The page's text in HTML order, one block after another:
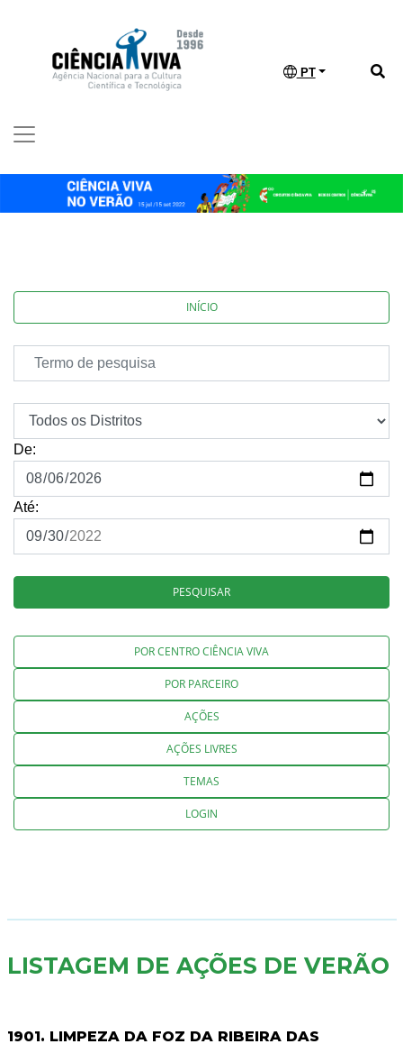
PT
INÍCIO
De:
Até:
PESQUISAR
POR CENTRO CIÊNCIA VIVA
POR PARCEIRO
AÇÕES
AÇÕES LIVRES
TEMAS
LOGIN
LISTAGEM DE AÇÕES DE VERÃO
1901. LIMPEZA DA FOZ DA RIBEIRA DAS